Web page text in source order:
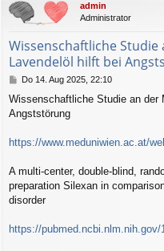
admin
Administrator
Wissenschaftliche Studie
Lavendelöl hilft bei
B
i
t
a
g
Do 14. Aug 2025, 22:10
Wissenschaftliche Studie an der
Angststörung
https://www.meduniwien.ac.at/
A multi-center, double-blind,
preparation Silexan in
disorder
https://pubmed.ncbi.nlm.nih.gov/